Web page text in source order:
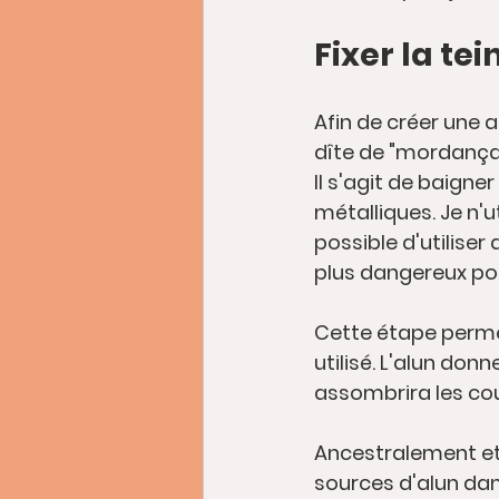
Fixer la
Afin de créer une
dîte de
Il s'agit de
métalliques. Je
possible d'utiliser
plus dangereux
Cette étape
utilisé. L'alun
assombrira les
Ancestralement
sources d'alun